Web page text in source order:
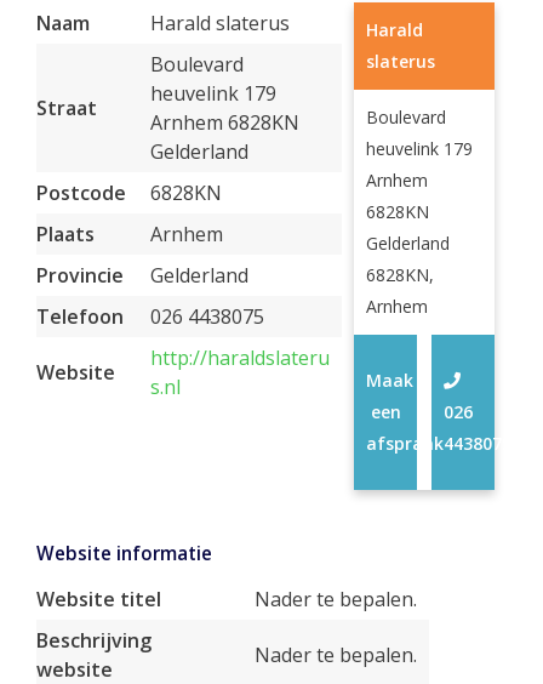
Naam Harald slaterus
Straat
Boulevard
heuvelink 179
Arnhem 6828KN
Gelderland
Postcode
6828KN
Plaats
Arnhem
Provincie
Gelderland
Telefoon
026 4438075
Website
http://haraldslateru
s.nl
Harald
slaterus
Boulevard
heuvelink 179
Arnhem
6828KN
Gelderland
6828KN,
Arnhem
026
4438075
Maak
een
afspraak
Website informatie
Website titel
Nader te bepalen.
Beschrijving
website
Nader te bepalen.